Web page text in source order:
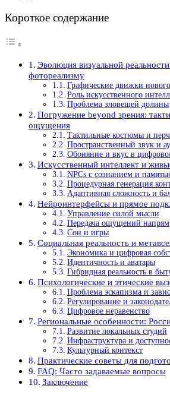
Короткое содержание
Эволюция визуальной
фотореализму
Графические движки
Роль искусственного
Проблема зловещей долины
Погружение beyond зрения:
ощущения
Тактильные костюмы и
Пространственный звук и
Обоняние и вкус в
Искусственный интеллект и
NPCs с сознанием и
Процедурная генерация
Адаптивная сложность и
Нейроинтерфейсы и прямое
Управление силой мысли
Передача ощущений
Сон и игры
Социальная реальность и
Экономика и цифровая
Идентичность и аватары
Гибридная реальность в
Психологические и этические
Проблема эскапизма и
Регулирование и
Цифровое неравенство
Региональные особенности:
Развитие локальных студий
Инфраструктура и
Культурный контекст
Практические советы для
FAQ: Часто задаваемые вопросы
Заключение